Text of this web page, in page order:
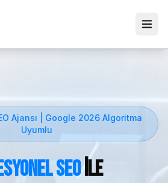
Ajansı | Google 2026 Algoritma
Uyumlu
SEOile